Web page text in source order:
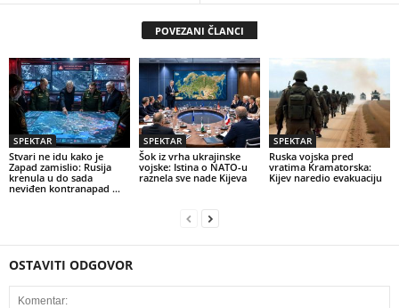
POVEZANI ČLANCI
SPEKTAR
Stvari ne idu kako je
Zapad zamislio: Rusija
krenula u do sada
neviđen kontranapad …
SPEKTAR
Šok iz vrha ukrajinske
vojske: Istina o NATO-u
raznela sve nade Kijeva
SPEKTAR
Ruska vojska pred
vratima Kramatorska:
Kijev naredio evakuaciju
OSTAVITI ODGOVOR